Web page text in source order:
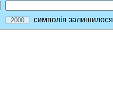
символів залишилося